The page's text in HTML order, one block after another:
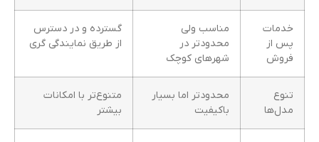
خدمات
پس از
فروش
مناسب ولی
محدودتر در
شهرهای کوچک
گسترده و در دسترس
از طریق نمایندگی گری
تنوع
مدل‌ها
محدودتر اما بسیار
باکیفیت
متنوع‌تر با امکانات
بیشتر